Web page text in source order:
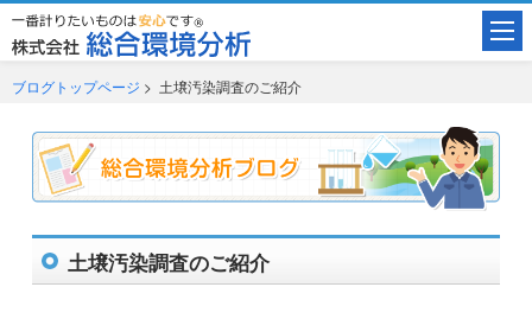
ブログトップページ > 土壌汚染調査のご紹介
土壌汚染調査のご紹介